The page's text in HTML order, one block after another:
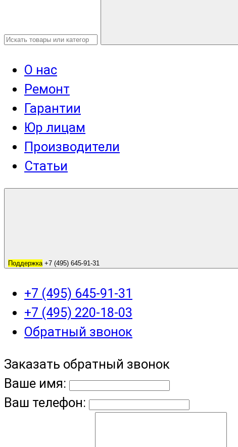
О нас
Ремонт
Гарантии
Юр лицам
Производители
Статьи
Поддержка+7 (495) 645-91-31
+7 (495) 645-91-31
+7 (495) 220-18-03
Обратный звонок
Заказать обратный звонок
Ваше имя:
Ваш телефон: